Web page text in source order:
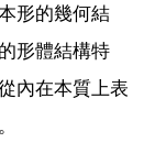
形的幾何結
形體結構特
內在本質上表